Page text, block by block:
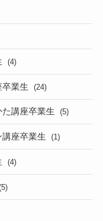
(4)
卒業生 (24)
講座卒業生 (5)
講座卒業生 (1)
(4)